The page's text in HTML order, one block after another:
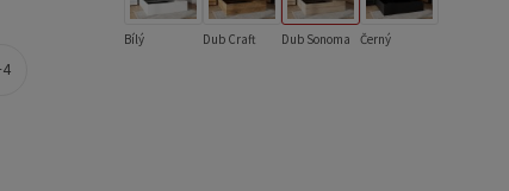
4
Bílý Dub Craft Dub Sonoma Černý